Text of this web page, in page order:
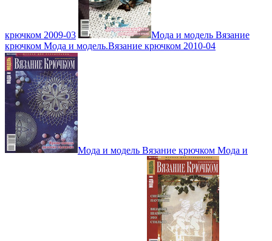
крючком 2009-03
Мода и модель Вязание
крючком Мода и модель.Вязание крючком 2010-04
Мода и модель Вязание крючком Мода и